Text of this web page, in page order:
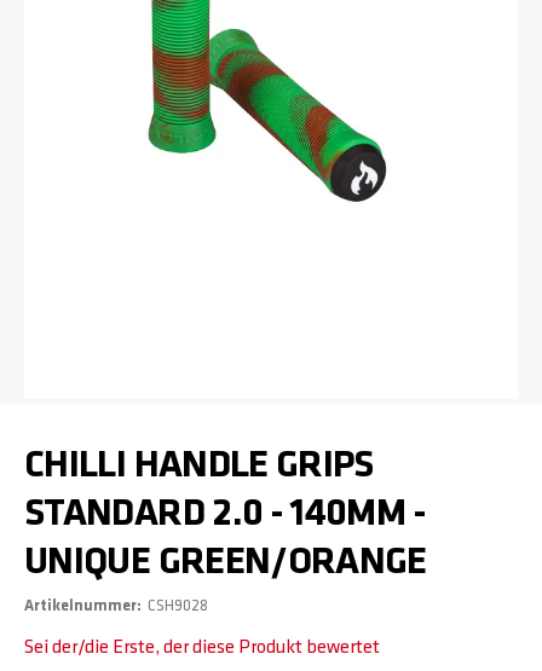
CHILLI HANDLE GRIPS
STANDARD 2.0 - 140MM -
UNIQUE GREEN/ORANGE
Artikelnummer CSH9028
Sei der/die Erste, der diese Produkt bewertet